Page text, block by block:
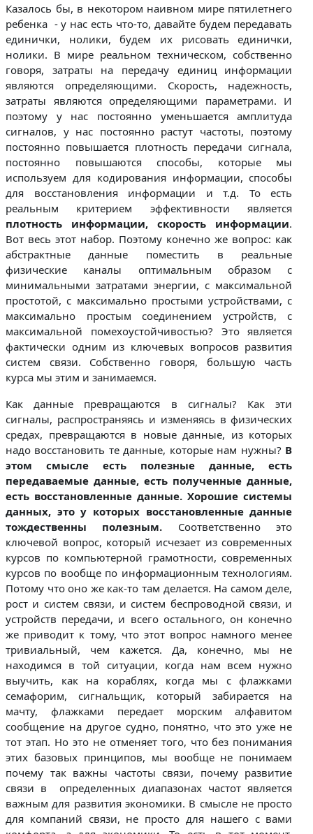
Казалось бы, в некотором наивном мире пятилетнего
ребенка - у нас есть что-то, давайте будем передавать
единички, нолики, будем их рисовать единички,
нолики. В мире реальном техническом, собственно
говоря, затраты на передачу единиц информации
являются определяющими. Скорость, надежность,
затраты являются определяющими параметрами. И
поэтому у нас постоянно уменьшается амплитуда
сигналов, у нас постоянно растут частоты, поэтому
постоянно повышается плотность передачи сигнала,
постоянно повышаются способы, которые мы
используем для кодирования информации, способы
для восстановления информации и т.д. То есть
реальным критерием эффективности является
плотность информации,
скорость информации.
Вот весь этот набор. Поэтому конечно же вопрос: как
абстрактные данные поместить в реальные
физические каналы оптимальным образом с
минимальными затратами энергии, с максимальной
простотой, с максимально простыми устройствами, с
максимально простым соединением устройств, с
максимальной помехоустойчивостью? Это является
фактически одним из ключевых вопросов развития
систем связи. Собственно говоря, большую часть
курса мы этим и занимаемся.
Как данные превращаются в сигналы? Как эти
сигналы, распространяясь и изменяясь в физических
средах, превращаются в новые данные, из которых
надо восстановить те данные, которые нам нужны? В
этом смысле есть полезные данные, есть
передаваемые данные, есть полученные данные,
есть восстановленные данные. Хорошие системы
данных, это у которых восстановленные данные
тождественны полезным. Соответственно это
ключевой вопрос, который исчезает из современных
курсов по компьютерной грамотности, современных
курсов по вообще по информационным технологиям.
Потому что оно же как-то там делается. На самом деле,
рост и систем связи, и систем беспроводной связи, и
устройств передачи, и всего остального, он конечно
же приводит к тому, что этот вопрос намного менее
тривиальный, чем кажется. Да, конечно, мы не
находимся в той ситуации, когда нам всем нужно
выучить, как на кораблях, когда мы с флажками
семафорим, сигнальщик, который забирается на
мачту, флажками передает морским алфавитом
сообщение на другое судно, понятно, что это уже не
тот этап. Но это не отменяет того, что без понимания
этих базовых принципов, мы вообще не понимаем
почему так важны частоты связи, почему развитие
связи в определенных диапазонах частот является
важным для развития экономики. В смысле не просто
для компаний связи, не просто для нашего с вами